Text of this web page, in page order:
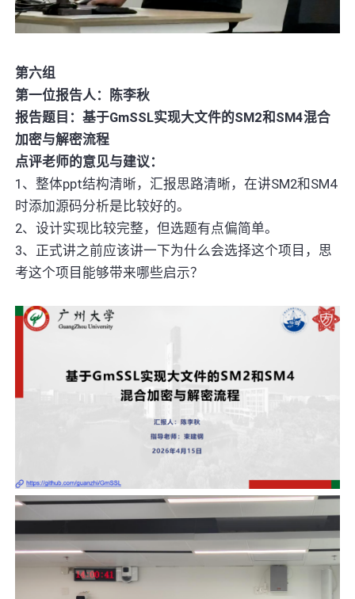
第六组
第一位报告人：陈李秋
报告题目：基于GmSSL实现大文件的SM2和SM4混合
加密与解密流程
点评老师的意见与建议：
1、整体ppt结构清晰，汇报思路清晰，在讲SM2和SM4
时添加源码分析是比较好的。
2、设计实现比较完整，但选题有点偏简单。
3、正式讲之前应该讲一下为什么会选择这个项目，思
考这个项目能够带来哪些启示？